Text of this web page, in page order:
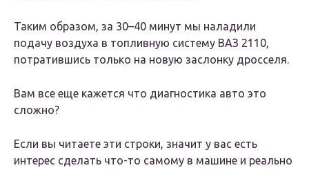
Таким образом, за 30–40 минут мы наладили
подачу воздуха в топливную систему ВАЗ 2110,
потратившись только на новую заслонку дросселя.
Вам все еще кажется что диагностика авто это
сложно?
Если вы читаете эти строки, значит у вас есть
интерес сделать что-то самому в машине и реально